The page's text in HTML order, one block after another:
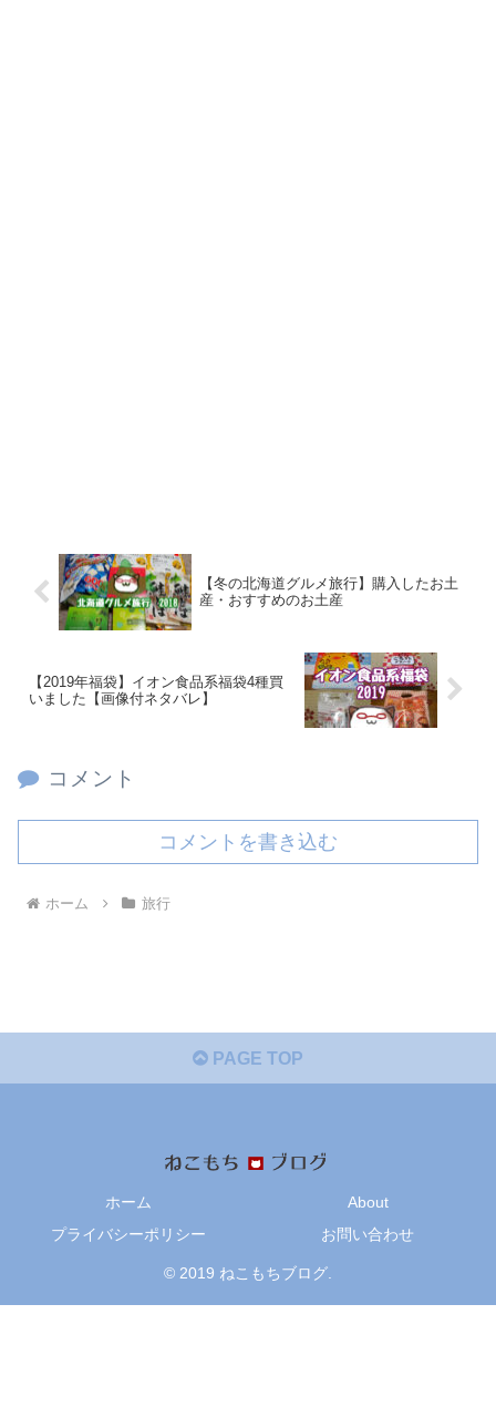
【冬の北海道グルメ旅行】購入したお土
産・おすすめのお土産
【2019年福袋】イオン食品系福袋4種買
いました【画像付ネタバレ】
コメント
コメントを書き込む
ホーム 旅行
PAGE TOP
ホーム
About
プライバシーポリシー
お問い合わせ
© 2019 ねこもちブログ.